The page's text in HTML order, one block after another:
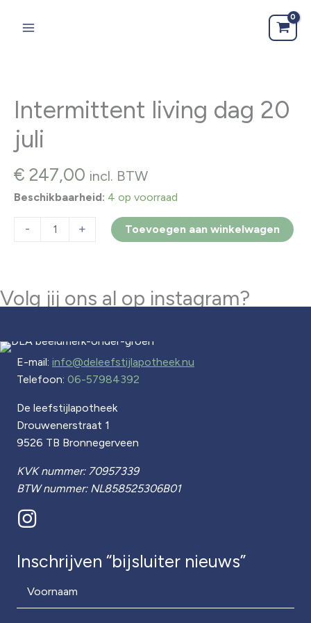
Intermittent living dag 20
juli
€ 247,00 incl. BTW
Beschikbaarheid: 4 op voorraad
-
Intermittent
juli
+ Toevoegen aan winkelwagen
Volg jij ons al op instagram?
E-mail: info@deleefstijlapotheek.nu
Telefoon: 06-57984392
De leefstijlapotheek
Drouwenerstraat 1
9526 TB Bronnegerveen
KVK nummer: 70957339
BTW nummer: NL858525306B01
Inschrijven “bijsluiter nieuws”
Voornaam